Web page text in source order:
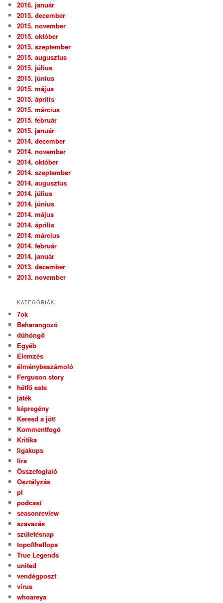
2016. január
2015. december
2015. november
2015. október
2015. szeptember
2015. augusztus
2015. július
2015. június
2015. május
2015. április
2015. március
2015. február
2015. január
2014. december
2014. november
2014. október
2014. szeptember
2014. augusztus
2014. július
2014. június
2014. május
2014. április
2014. március
2014. február
2014. január
2013. december
2013. november
KATEGÓRIÁK
7ok
Beharangozó
dühöngő
Egyéb
Elemzés
élménybeszámoló
Ferguson story
hétfő este
játék
képregény
Keresd a jót!
Kommentfogó
Kritika
ligakups
líra
Összefoglaló
Osztályzás
pl
podcast
seasonreview
szavazás
születésnap
topoftheflops
True Legends
united
vendégposzt
vírus
whoareya